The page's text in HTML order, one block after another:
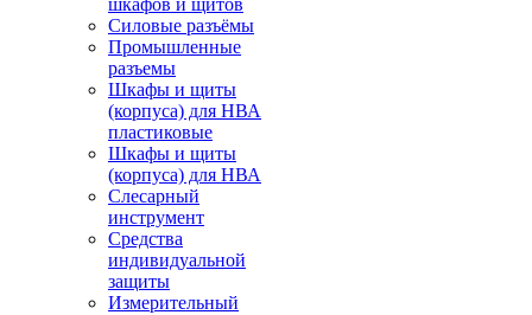
шкафов и щитов
Силовые разъёмы
Промышленные
разъемы
Шкафы и щиты
(корпуса) для НВА
пластиковые
Шкафы и щиты
(корпуса) для НВА
Слесарный
инструмент
Средства
индивидуальной
защиты
Измерительный